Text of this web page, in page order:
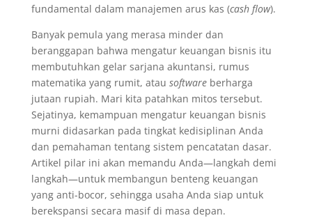
fundamental dalam manajemen arus kas (cash flow).
Banyak pemula yang merasa minder dan
beranggapan bahwa mengatur keuangan bisnis itu
membutuhkan gelar sarjana akuntansi, rumus
matematika yang rumit, atau softwareberharga
jutaan rupiah. Mari kita patahkan mitos tersebut.
Sejatinya, kemampuan mengatur keuangan bisnis
murni didasarkan pada tingkat kedisiplinan Anda
dan pemahaman tentang sistem pencatatan dasar.
Artikel pilar ini akan memandu Anda—langkah demi
langkah—untuk membangun benteng keuangan
yang anti-bocor, sehingga usaha Anda siap untuk
berekspansi secara masif di masa depan.